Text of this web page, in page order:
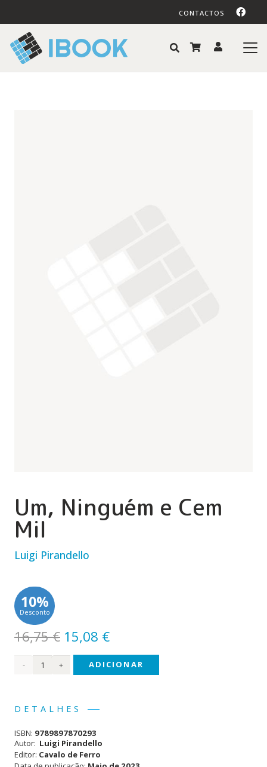
CONTACTOS
Um, Ninguém e Cem
Mil
Luigi Pirandello
10%
Desconto
16,75€ O
preço
original
16,75 €.
15,08 €O
preço
atual
Quantidade
e
Cem
ADICIONAR
DETALHES
ISBN: 9789897870293
Autor: Luigi Pirandello
Editor: Cavalo de Ferro